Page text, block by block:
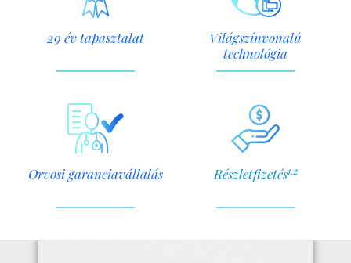
29 év tapasztalat
Világszínvonalú
technológia
Orvosi garanciavállalás Részletfizetés1,2